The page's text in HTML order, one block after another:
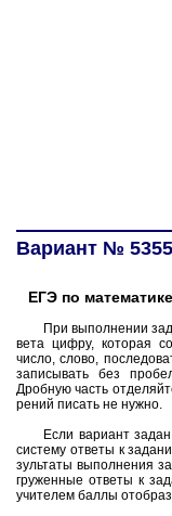
Вариант №
ЕГЭ по
При вы­пол­не­нии
ве­та цифру, ко­то­рая
число, слово,
за­пи­сы­вать без
Дроб­ную часть
ре­ний пи­сать не нужно.
Если ва­ри­ант
си­сте­му от­ве­ты к
зуль­та­ты вы­пол­не­ния
гру­жен­ные от­ве­ты к
учи­те­лем баллы